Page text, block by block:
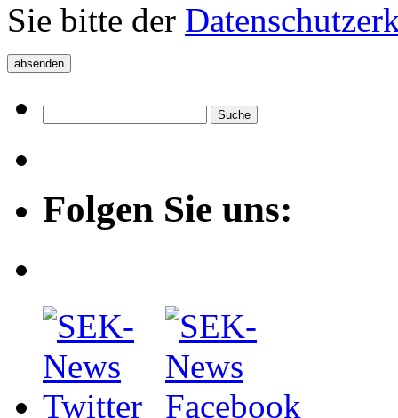
Sie bitte der
Folgen Sie uns: